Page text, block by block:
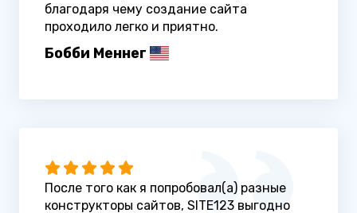
благодаря чему создание сайта
проходило легко и приятно.
Бобби Меннег
После того как я попробовал(а) разные
конструкторы сайтов, SITE123 выгодно